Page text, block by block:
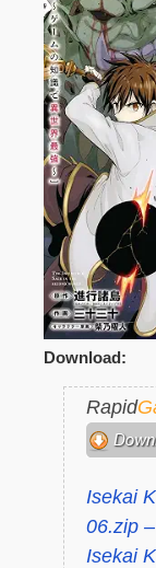
Download:
Rapid
Isekai
06.zip
Isekai